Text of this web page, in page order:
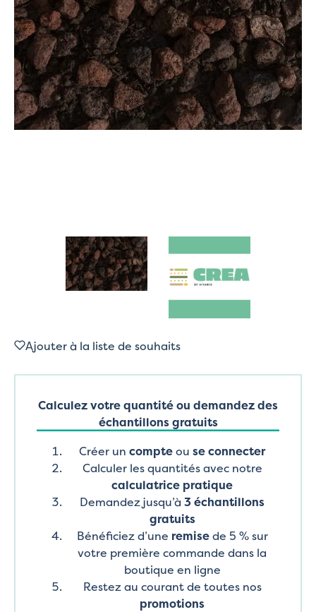
Ajouter à la liste de souhaits
Calculez votre quantité ou demandez des
échantillons gratuits
Créer un compteou se connecter
Calculer les quantités avec notre
calculatrice pratique
Demandez jusqu’à 3 échantillons
gratuits
Bénéficiez d’une remisede 5 % sur
votre première commande dans la
boutique en ligne
Restez au courant de toutes nos
promotions